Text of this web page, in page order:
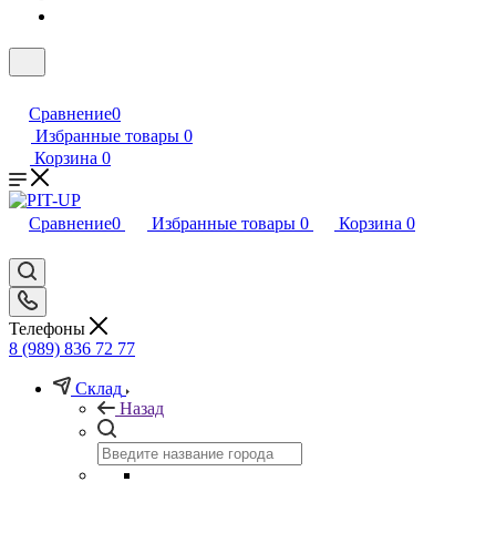
Сравнение0
Избранные товары 0
Корзина 0
Сравнение0 Избранные товары 0 Корзина 0
Телефоны
8 (989) 836 72 77
Склад
Назад